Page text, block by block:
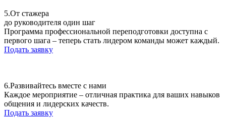
5.От стажера
до руководителя один шаг
Программа профессиональной переподготовки доступна с
первого шага – теперь стать лидером команды может каждый.
Подать заявку
6.Развивайтесь вместе с нами
Каждое мероприятие – отличная практика для ваших навыков
общения и лидерских качеств.
Подать заявку